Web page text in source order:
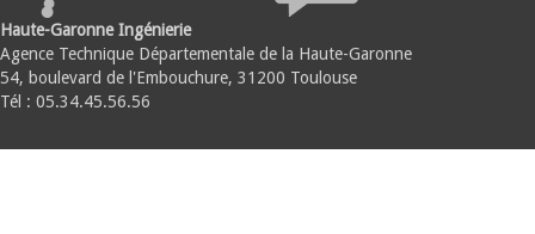
Haute-Garonne Ingénierie
Agence Technique Départementale de la Haute-Garonne
54, boulevard de l'Embouchure, 31200 Toulouse
Tél : 05.34.45.56.56